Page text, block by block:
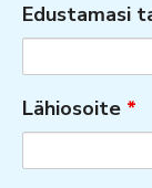
Edustamasi
Lähiosoite *